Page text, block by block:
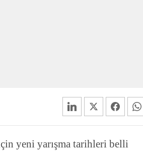
yeni yarışma tarihleri belli